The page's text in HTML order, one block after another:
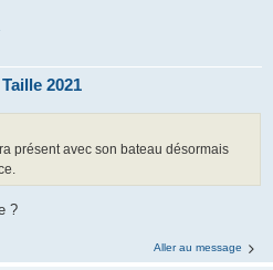
2021
présent avec son bateau désormais
?
Aller au message